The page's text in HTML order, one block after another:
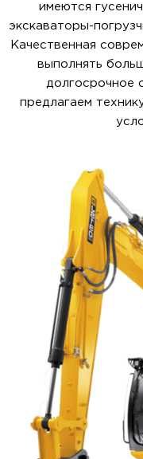
имеются
экскаваторы-
Качественная
выполнять
долгосрочное
предлагаем